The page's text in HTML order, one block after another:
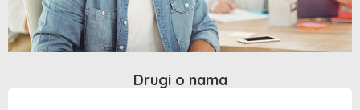
Drugi o nama